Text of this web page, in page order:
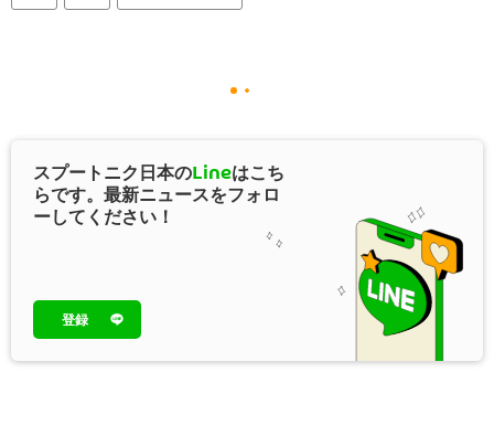
スプートニク日本のLineはこち
らです。最新ニュースをフォロ
ーしてください！
登録